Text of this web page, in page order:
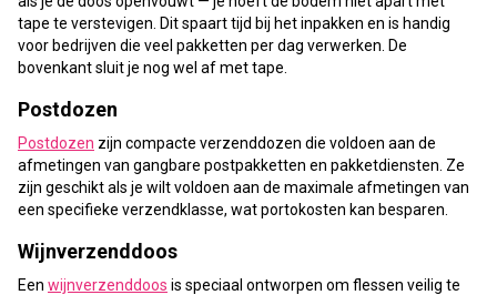
tape te verstevigen. Dit spaart tijd bij het inpakken en is handig
voor bedrijven die veel pakketten per dag verwerken. De
bovenkant sluit je nog wel af met tape.
Postdozen
Postdozen zijn compacte verzenddozen die voldoen aan de
afmetingen van gangbare postpakketten en pakketdiensten. Ze
zijn geschikt als je wilt voldoen aan de maximale afmetingen van
een specifieke verzendklasse, wat portokosten kan besparen.
Wijnverzenddoos
Een wijnverzenddoos is speciaal ontworpen om flessen veilig te